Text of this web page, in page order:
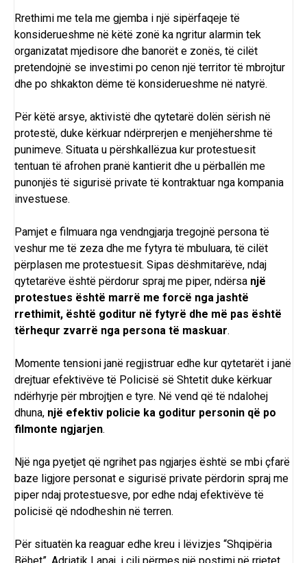
Rrethimi me tela me gjemba i një sipërfaqeje të
konsiderueshme në këtë zonë ka ngritur alarmin tek
organizatat mjedisore dhe banorët e zonës, të cilët
pretendojnë se investimi po cenon një territor të mbrojtur
dhe po shkakton dëme të konsiderueshme në natyrë.
Për këtë arsye, aktivistë dhe qytetarë dolën sërish në
protestë, duke kërkuar ndërprerjen e menjëhershme të
punimeve. Situata u përshkallëzua kur protestuesit
tentuan të afrohen pranë kantierit dhe u përballën me
punonjës të sigurisë private të kontraktuar nga kompania
investuese.
Pamjet e filmuara nga vendngjarja tregojnë persona të
veshur me të zeza dhe me fytyra të mbuluara, të cilët
përplasen me protestuesit. Sipas dëshmitarëve, ndaj
qytetarëve është përdorur spraj me piper, ndërsa një
protestues është marrë me forcë nga jashtë
rrethimit, është goditur në fytyrë dhe më pas është
tërhequr zvarrë nga persona të maskuar.
Momente tensioni janë regjistruar edhe kur qytetarët i janë
drejtuar efektivëve të Policisë së Shtetit duke kërkuar
ndërhyrje për mbrojtjen e tyre. Në vend që të ndalohej
dhuna, një efektiv policie ka goditur personin që po
filmonte ngjarjen.
Një nga pyetjet që ngrihet pas ngjarjes është se mbi çfarë
baze ligjore personat e sigurisë private përdorin spraj me
piper ndaj protestuesve, por edhe ndaj efektivëve të
policisë që ndodheshin në terren.
Për situatën ka reaguar edhe kreu i lëvizjes “Shqipëria